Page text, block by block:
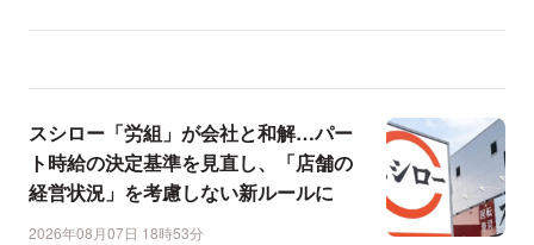
スシロー「労組」が会社と和解…パー
ト時給の決定基準を見直し、「店舗の
経営状況」を考慮しない新ルールに
2026年08月07日 18時53分